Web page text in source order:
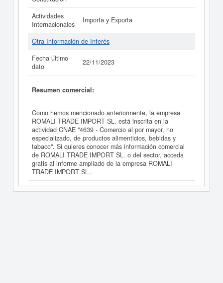
Actividades
Internacionales
Importa y Exporta
Otra Información de Interés
Fecha último
dato
22/11/2023
Resumen comercial:
Como hemos mencionado anteriormente, la empresa
ROMALI TRADE IMPORT SL. está inscrita en la
actividad CNAE "4639 - Comercio al por mayor, no
especializado, de productos alimenticios, bebidas y
tabaco". Si quieres conocer más información comercial
de ROMALI TRADE IMPORT SL. o del sector, acceda
gratis al informe ampliado de la empresa ROMALI
TRADE IMPORT SL..